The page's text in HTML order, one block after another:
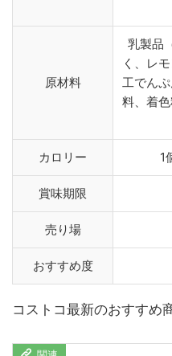
原材料
乳製品
く、レ
工でん
料、着
カロリー 1
賞味期限
売り場
おすすめ度
コストコ最新のおすすめ